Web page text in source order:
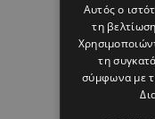
Αυτός ο
τη
τη
σύμφωνα με